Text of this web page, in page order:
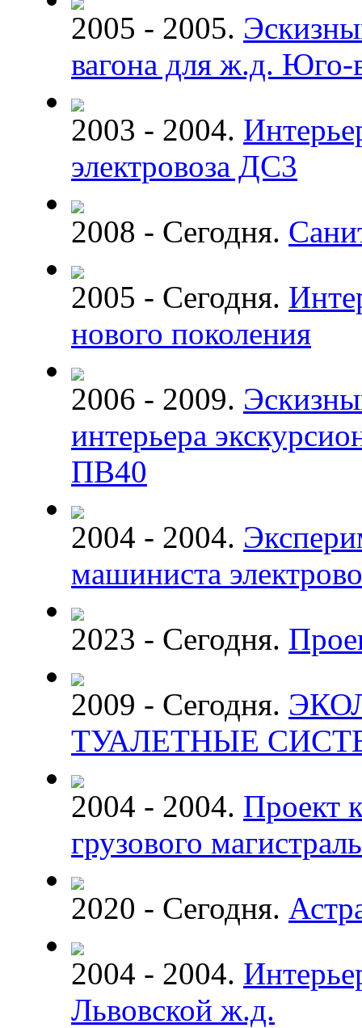
2005 - 2005.
вагона для ж.д. Юго-
2003 - 2004.
электровоза ДС3
2008 - Сегодня.
2005 - Сегодня.
нового поколения
2006 - 2009.
интерьера
ПВ40
2004 - 2004.
машиниста
2023 - Сегодня.
2009 - Сегодня.
ТУАЛЕТНЫЕ
2004 - 2004. Проект
грузового
2020 - Сегодня.
2004 - 2004.
Львовской ж.д.